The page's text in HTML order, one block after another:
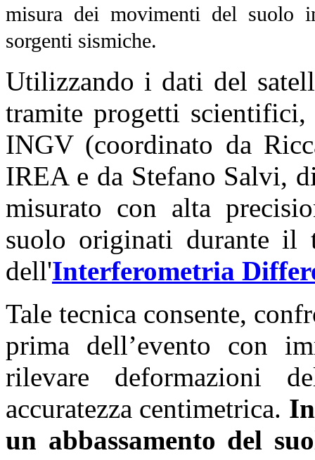
misura dei movimenti del suolo
sorgenti sismiche.
Utilizzando i dati del
tramite progetti
INGV (coordinato da
IREA e da Stefano Salvi,
misurato con alta
suolo originati durante il
dell'Interferometria
Tale tecnica consente,
prima dell’evento con
rilevare deformazioni
accuratezza centimetrica.
un abbassamento del